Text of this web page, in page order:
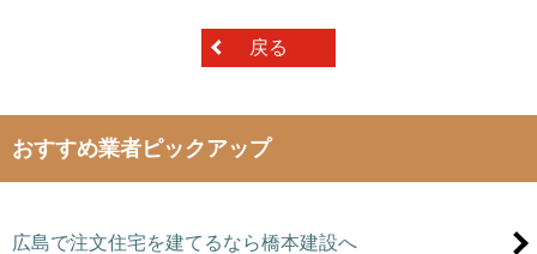
戻る
おすすめ業者ピックアップ
広島で注文住宅を建てるなら橋本建設へ